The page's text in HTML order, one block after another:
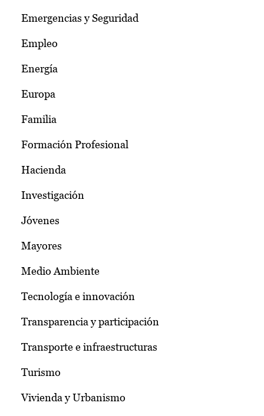
Emergencias y Seguridad
Empleo
Energía
Europa
Familia
Formación Profesional
Hacienda
Investigación
Jóvenes
Mayores
Medio Ambiente
Tecnología e innovación
Transparencia y participación
Transporte e infraestructuras
Turismo
Vivienda y Urbanismo